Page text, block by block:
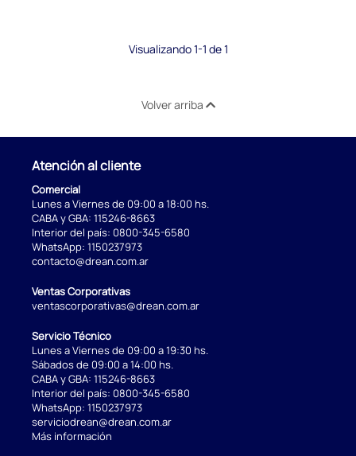
Visualizando 1-1 de 1
Volver arriba
Atención al cliente
Comercial
Lunes a Viernes de 09:00 a 18:00 hs.
CABA y GBA: 115246-8663
Interior del país: 0800-345-6580
WhatsApp: 1150237973
contacto@drean.com.ar
Ventas Corporativas
ventascorporativas@drean.com.ar
Servicio Técnico
Lunes a Viernes de 09:00 a 19:30 hs.
Sábados de 09:00 a 14:00 hs.
CABA y GBA: 115246-8663
Interior del país: 0800-345-6580
WhatsApp: 1150237973
serviciodrean@drean.com.ar
Más información